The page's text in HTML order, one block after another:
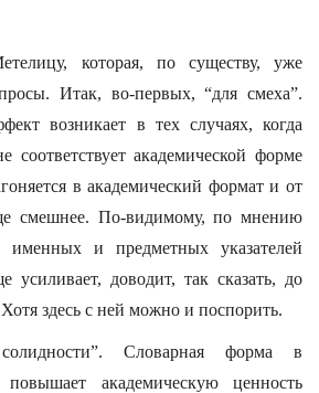
которая, по существу, уже
Итак, во-первых, “для смеха”.
возникает в тех случаях, когда
соответствует академической форме
в академический формат и от
смешнее. По-видимому, по мнению
и предметных указателей
усиливает, доводит, так сказать, до
здесь с ней можно и поспорить.
Словарная форма в
повышает академическую ценность